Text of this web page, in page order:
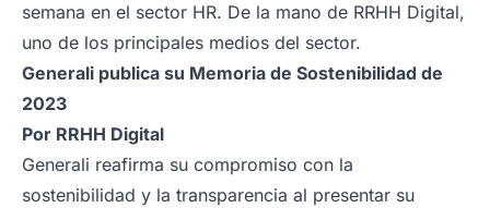
semana en el sector HR. De la mano de RRHH Digital,
uno de los principales medios del sector.
Generali publica su Memoria de Sostenibilidad de
2023
Por RRHH Digital
Generali reafirma su compromiso con la
sostenibilidad y la transparencia al presentar su